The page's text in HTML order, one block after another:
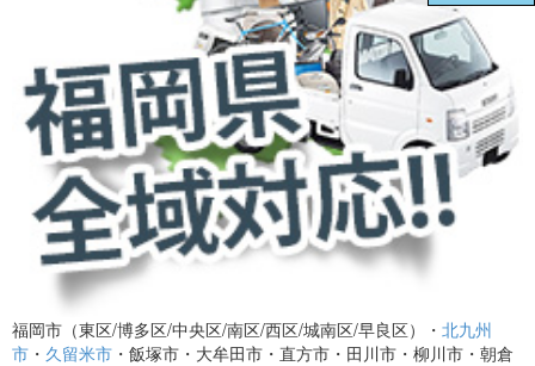
福岡市（東区/博多区/中央区/南区/西区/城南区/早良区）・ 北九州
市 ・ 久留米市 ・飯塚市・大牟田市・直方市・田川市・柳川市・朝倉